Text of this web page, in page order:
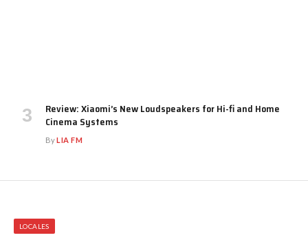
Review: Xiaomi’s New Loudspeakers for Hi-fi and Home
Cinema Systems
ByLIA FM
LOCALES